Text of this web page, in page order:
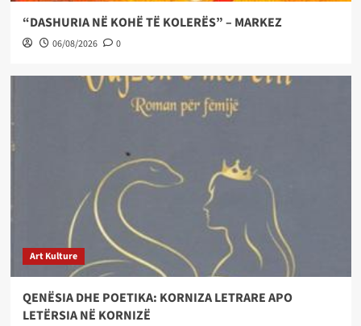
“DASHURIA NË KOHË TË KOLERËS” – MARKEZ
06/08/2026 0
Art Kulture
QENËSIA DHE POETIKA: KORNIZA LETRARE APO
LETËRSIA NË KORNIZË